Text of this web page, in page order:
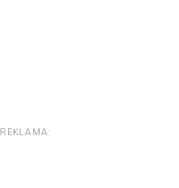
REKLAMA: